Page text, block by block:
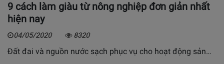
9 cách làm giàu từ nông nghiệp đơn giản nhất
hiện nay
04/05/2020 8320
Đất đai và nguồn nước sạch phục vụ cho hoạt động sản…